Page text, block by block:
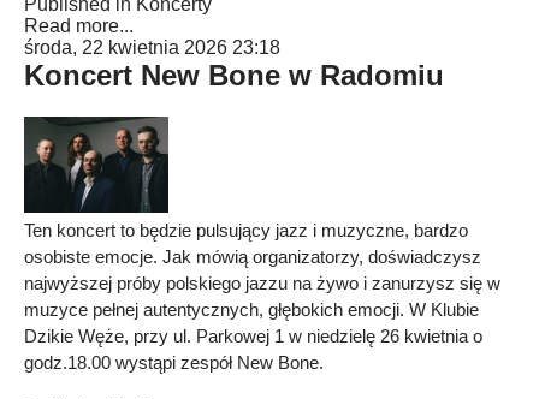
Published in Koncerty
Read more...
środa, 22 kwietnia 2026 23:18
Koncert New Bone w Radomiu
Ten koncert to będzie pulsujący jazz i muzyczne, bardzo
osobiste emocje. Jak mówią organizatorzy, doświadczysz
najwyższej próby polskiego jazzu na żywo i zanurzysz się w
muzyce pełnej autentycznych, głębokich emocji. W Klubie
Dzikie Węże, przy ul. Parkowej 1 w niedzielę 26 kwietnia o
godz.18.00 wystąpi zespół New Bone.